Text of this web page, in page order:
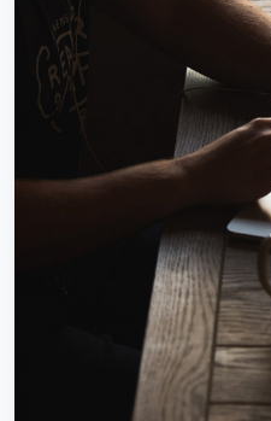
制出来这些内容专为测试时使用